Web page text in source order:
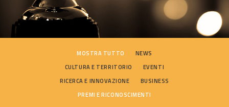
SEARCH
MOSTRA TUTTO
NEWS
CULTURA E TERRITORIO
EVENTI
RICERCA E INNOVAZIONE
BUSINESS
PREMI E RICONOSCIMENTI